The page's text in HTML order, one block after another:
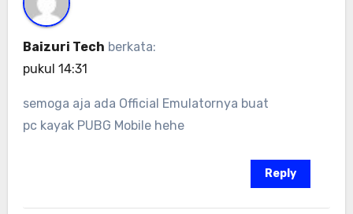
Baizuri Tech berkata:
pukul 14:31
semoga aja ada Official Emulatornya buat
pc kayak PUBG Mobile hehe
Reply